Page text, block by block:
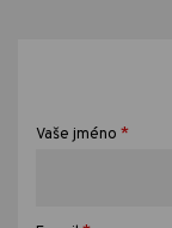
Vaše jméno *